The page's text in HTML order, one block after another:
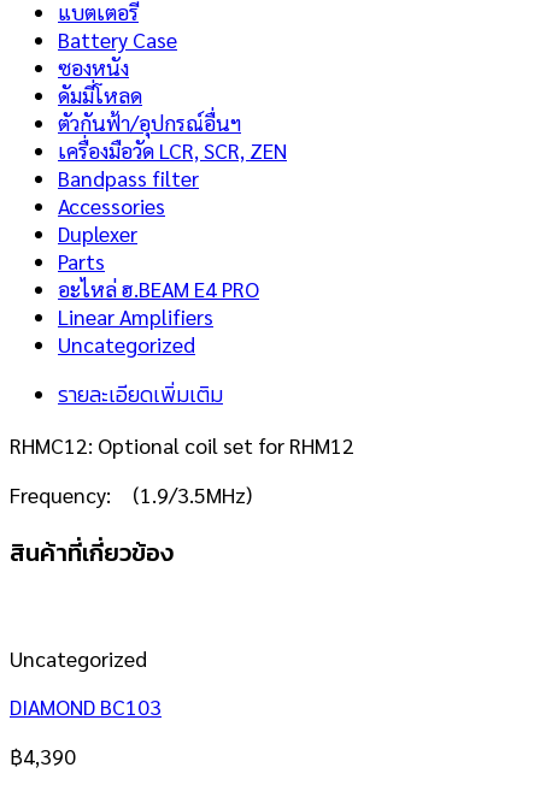
แบตเตอรี่
Battery Case
ซองหนัง
ดัมมี่โหลด
ตัวกันฟ้า/อุปกรณ์อื่นฯ
เครื่องมือวัด LCR, SCR, ZEN
Bandpass filter
Accessories
Duplexer
Parts
อะไหล่ ฮ.BEAM E4 PRO
Linear Amplifiers
Uncategorized
รายละเอียดเพิ่มเติม
RHMC12: Optional coil set for RHM12
Frequency: (1.9/3.5MHz)
สินค้าที่เกี่ยวข้อง
Uncategorized
DIAMOND BC103
฿4,390